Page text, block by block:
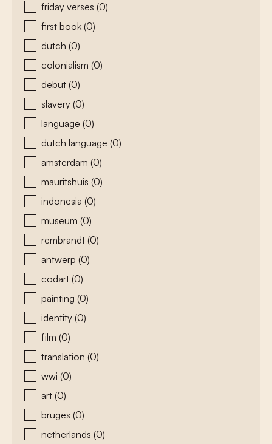
friday verses (0)
first book (0)
dutch (0)
colonialism (0)
debut (0)
slavery (0)
language (0)
dutch language (0)
amsterdam (0)
mauritshuis (0)
indonesia (0)
museum (0)
rembrandt (0)
antwerp (0)
codart (0)
painting (0)
identity (0)
film (0)
translation (0)
wwi (0)
art (0)
bruges (0)
netherlands (0)